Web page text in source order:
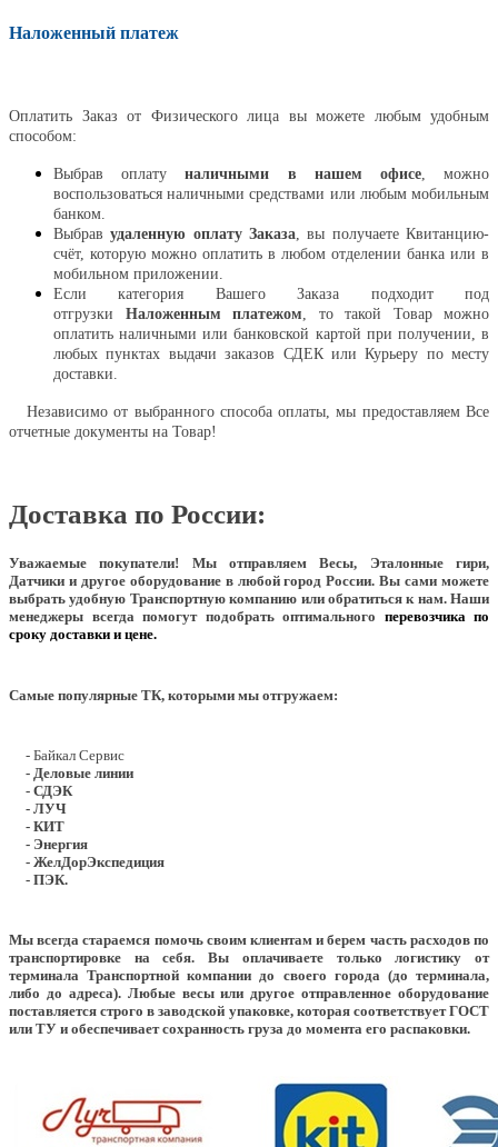
Наложенный платеж
Оплатить Заказ от Физического лица вы можете любым удобным
способом:
Выбрав оплатуналичными в нашем офисе, можно
воспользоваться наличными средствами или любым мобильным
банком.
Выбравудаленную оплату Заказа , вы получаете Квитанцию-
счёт, которую можно оплатить в любом отделении банка или в
мобильном приложении.
Если категория Вашего Заказа подходит под
отгрузки Наложенным платежом , то такой Товар можно
оплатить наличными или банковской картой при получении, в
любых пунктах выдачи заказов СДЕК или Курьеру по месту
доставки.
Независимо от выбранного способа оплаты, мы предоставляем Все
отчетные документы на Товар!
Доставка по России:
Уважаемые покупатели! Мы отправляем Весы, Эталонные гири,
Датчики и другое оборудование в любой город России. Вы сами можете
выбрать удобную Транспортную компанию или обратиться к нам. Наши
менеджеры всегда помогут подобрать оптимального перевозчика по
сроку доставки и цене.
Самые популярные ТК, которыми мы отгружаем:
- Байкал Сервис
- Деловые линии
- СДЭК
- ЛУЧ
- КИТ
- Энергия
- ЖелДорЭкспедиция
- ПЭК.
Мы всегда стараемся помочь своим клиентам и берем часть расходов по
транспортировке на себя. Вы оплачиваете только логистику от
терминала Транспортной компании до своего города (до терминала,
либо до адреса). Любые весы или другое отправленное оборудование
поставляется строго в заводской упаковке, которая соответствует ГОСТ
или ТУ и обеспечивает сохранность груза до момента его распаковки.